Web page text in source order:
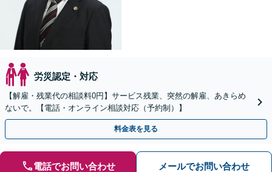
労災認定・対応
【解雇・残業代の相談料0円】サービス残業、突然の解雇、あきらめ
ないで。【電話・オンライン相談対応（予約制）】
料金表を見る
電話でお問い合わせ メールでお問い合わせ